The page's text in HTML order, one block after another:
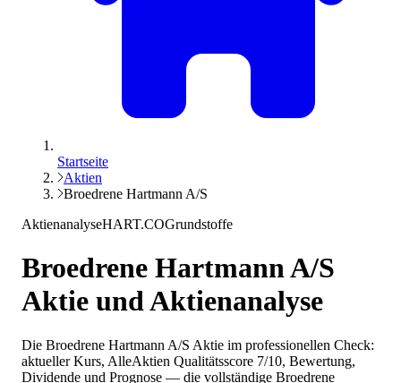
Startseite
Aktien
Broedrene Hartmann A/S
AktienanalyseHART.COGrundstoffe
Broedrene Hartmann A/S
Aktie und Aktienanalyse
Die Broedrene Hartmann A/S Aktie im professionellen Check:
aktueller Kurs, AlleAktien Qualitätsscore 7/10, Bewertung,
Dividende und Prognose — die vollständige Broedrene